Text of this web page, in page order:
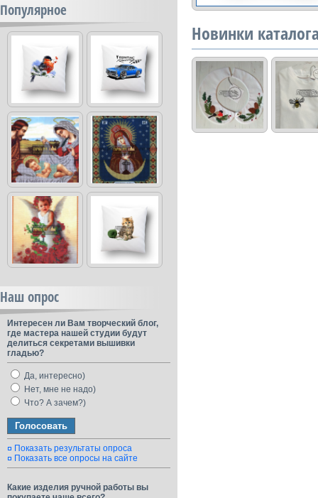
Популярное
Наш опрос
Интересен ли Вам творческий блог,
где мастера нашей студии будут
делиться секретами вышивки
гладью?
Да, интересно)
Нет, мне не надо)
Что? А зачем?)
Показать результаты опроса
Показать все опросы на сайте
Какие изделия ручной работы вы
Новинки